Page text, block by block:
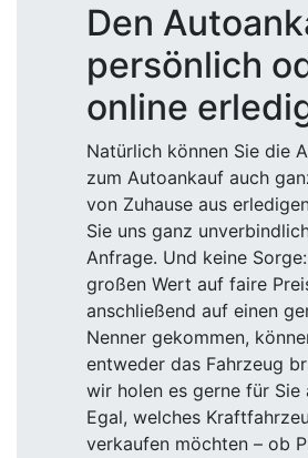
Den
persönlich
online
Natürlich können Sie die
zum Autoankauf auch
von Zuhause aus
Sie uns ganz
Anfrage. Und keine
großen Wert auf faire
anschließend auf einen
Nenner gekommen,
entweder das Fahrzeug
wir holen es gerne für Sie
Egal, welches
verkaufen möchten – ob